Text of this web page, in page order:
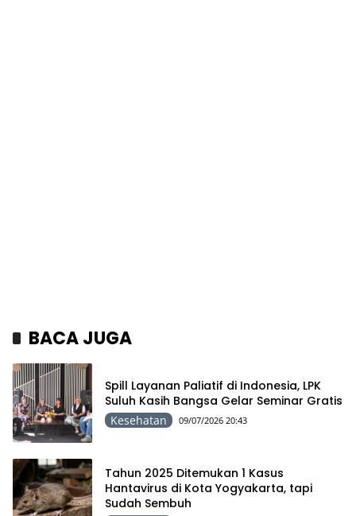
BACA JUGA
Spill Layanan Paliatif di Indonesia, LPK
Suluh Kasih Bangsa Gelar Seminar Gratis
Kesehatan 09/07/2026 20:43
Tahun 2025 Ditemukan 1 Kasus
Hantavirus di Kota Yogyakarta, tapi
Sudah Sembuh